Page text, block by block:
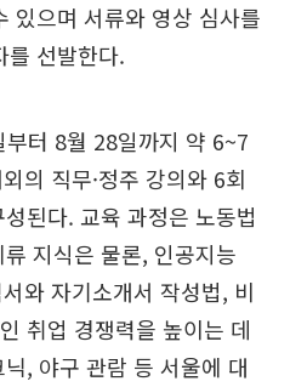
있으며 서류와 영상 심사를
를 선발한다.
터 8월 28일까지 약 6~7
의 직무·정주 강의와 6회
된다. 교육 과정은 노동법
지식은 물론, 인공지능
와 자기소개서 작성법, 비
취업 경쟁력을 높이는 데
, 야구 관람 등 서울에 대